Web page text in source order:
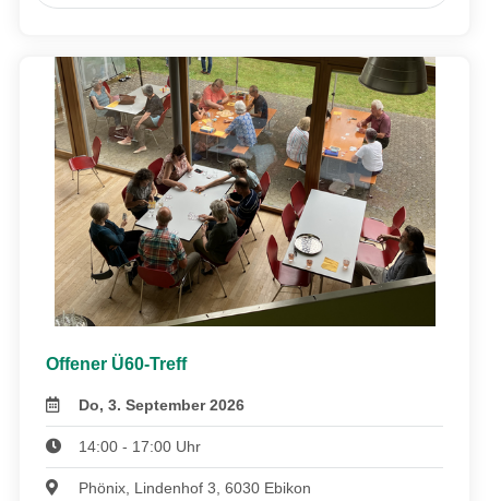
Offener Ü60-Treff
Do, 3. September 2026
14:00 - 17:00 Uhr
Phönix, Lindenhof 3, 6030 Ebikon